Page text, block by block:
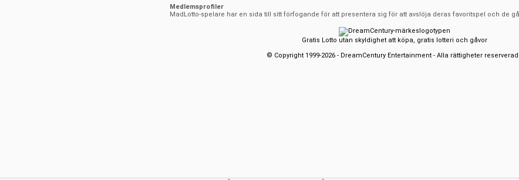
Medlemsprofiler
MadLotto-spelare har en sida till sitt förfogande för att presentera sig för att avslöja deras favoritspel och de
Gratis Lotto utan skyldighet att köpa, gratis lotteri och gåvor
© Copyright 1999-2026 - DreamCentury Entertainment - Alla rättigheter